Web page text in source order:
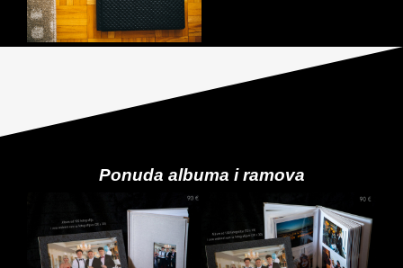
Ponuda albuma i ramova